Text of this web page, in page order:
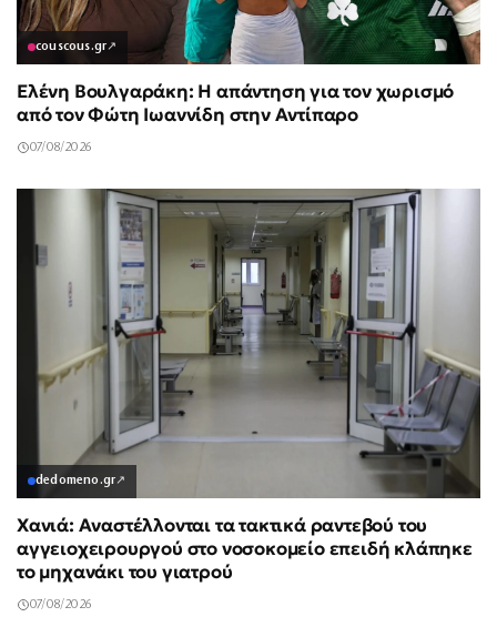
couscous.gr↗
Ελένη Βουλγαράκη: Η απάντηση για τον χωρισμό
από τον Φώτη Ιωαννίδη στην Αντίπαρο
07/08/2026
dedomeno.gr↗
Χανιά: Αναστέλλονται τα τακτικά ραντεβού του
αγγειοχειρουργού στο νοσοκομείο επειδή κλάπηκε
το μηχανάκι του γιατρού
07/08/2026